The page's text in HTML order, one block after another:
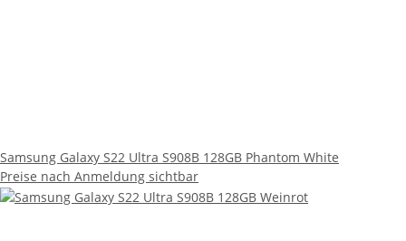
Samsung Galaxy S22 Ultra S908B 128GB Phantom White
Preise nach Anmeldung sichtbar